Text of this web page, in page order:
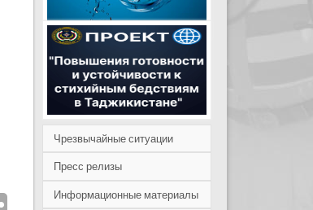
Чрезвычайные ситуации
Пресс релизы
Информационные материалы